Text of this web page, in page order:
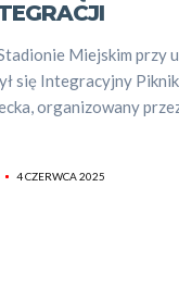
Miejskim przy
się Integracyjny
organizowany
4 CZERWCA 2025